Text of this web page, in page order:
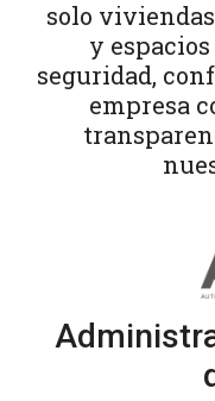
solo
y
seguridad,
empresa